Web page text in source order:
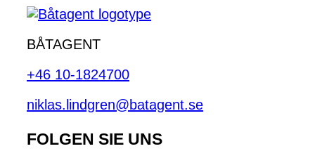
BÅTAGENT
+46 10-1824700
niklas.lindgren@batagent.se
FOLGEN SIE UNS